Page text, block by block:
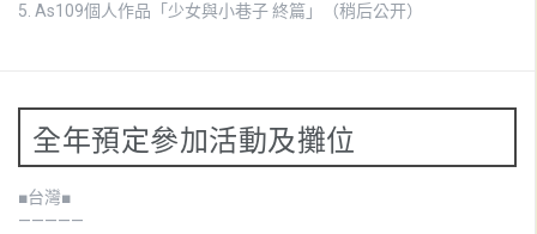
5. As109個人作品「少女與小巷子 終篇」（稍后公开）
全年預定參加活動及攤位
■台灣■
—————